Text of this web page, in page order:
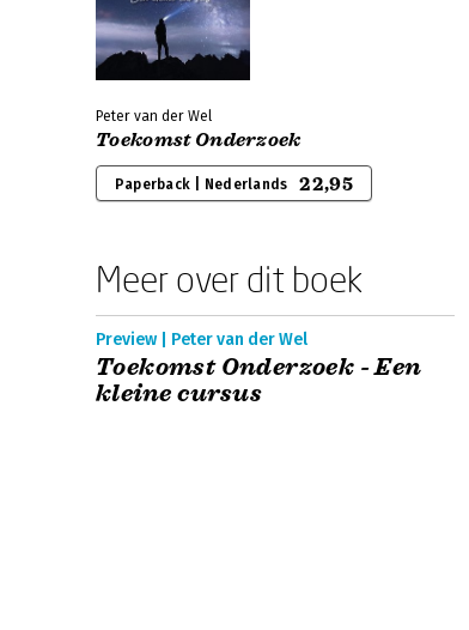
Peter van der Wel
Toekomst Onderzoek
Paperback | Nederlands 22,95
Meer over dit boek
Preview | Peter van der Wel
Toekomst Onderzoek - Een
kleine cursus